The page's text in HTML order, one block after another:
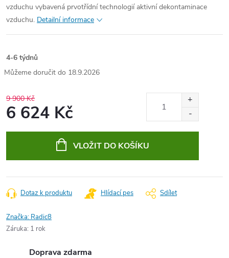
vzduchu vybavená prvotřídní technologií aktivní dekontaminace
vzduchu. Detailní informace
4-6 týdnů
18.9.2026
9 900 Kč
6 624 Kč
VLOŽIT DO KOŠÍKU
Dotaz k produktu Hlídací pes Sdílet
Značka: Radic8
Záruka: 1 rok
Doprava zdarma